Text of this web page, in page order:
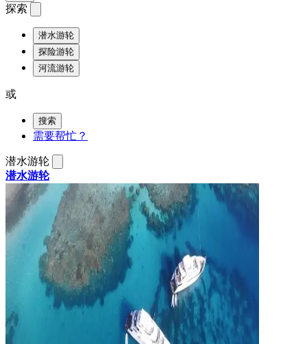
探索
潜水游轮
探险游轮
河流游轮
或
搜索
需要帮忙？
潜水游轮
潜水游轮